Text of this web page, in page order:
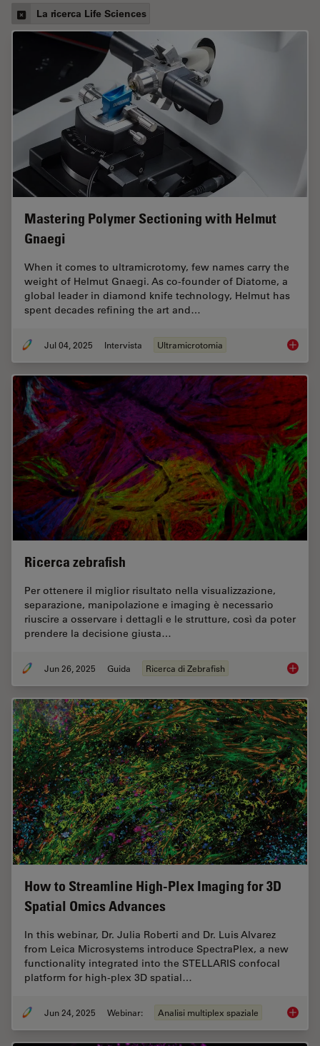
La ricerca Life Sciences
Mastering Polymer Sectioning with Helmut
Gnaegi
When it comes to ultramicrotomy, few names carry the
weight of Helmut Gnaegi. As co-founder of Diatome, a
global leader in diamond knife technology, Helmut has
spent decades refining the art and…
Jul 04, 2025 Intervista Ultramicrotomia
Ricerca zebrafish
Per ottenere il miglior risultato nella visualizzazione,
separazione, manipolazione e imaging è necessario
riuscire a osservare i dettagli e le strutture, così da poter
prendere la decisione giusta…
Jun 26, 2025 Guida Ricerca di Zebrafish
How to Streamline High-Plex Imaging for 3D
Spatial Omics Advances
In this webinar, Dr. Julia Roberti and Dr. Luis Alvarez
from Leica Microsystems introduce SpectraPlex, a new
functionality integrated into the STELLARIS confocal
platform for high-plex 3D spatial…
Jun 24, 2025 Webinar: Analisi multiplex spaziale How to